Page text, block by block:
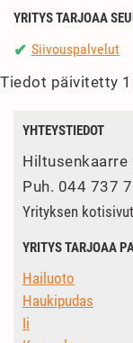
YRITYS TARJOAA
✔ Siivouspalvelut
Tiedot päivitetty
YHTEYSTIEDOT
Hiltusenkaarre
Puh. 044 737
Yrityksen
YRITYS TARJOAA
Hailuoto
Haukipudas
Ii